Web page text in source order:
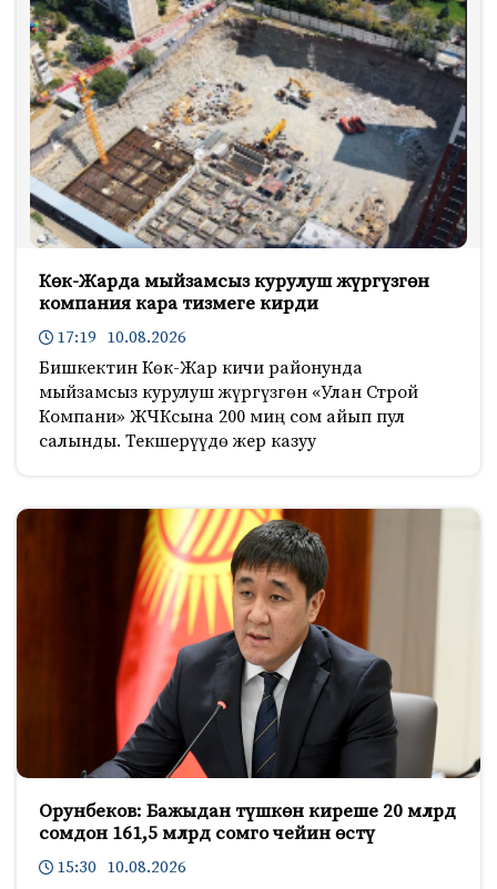
Көк-Жарда мыйзамсыз курулуш жүргүзгөн
компания кара тизмеге кирди
17:19 10.08.2026
Бишкектин Көк-Жар кичи районунда
мыйзамсыз курулуш жүргүзгөн «Улан Строй
Компани» ЖЧКсына 200 миң сом айып пул
салынды. Текшерүүдө жер казуу
Орунбеков: Бажыдан түшкөн киреше 20 млрд
сомдон 161,5 млрд сомго чейин өстү
15:30 10.08.2026